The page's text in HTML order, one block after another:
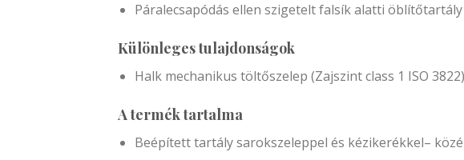
Páralecsapódás ellen szigetelt falsík alatti öblítőtartály
Különleges tulajdonságok
Halk mechanikus töltőszelep (Zajszint class 1 ISO 3822)
A termék tartalma
Beépített tartály sarokszeleppel és kézikerékkel–